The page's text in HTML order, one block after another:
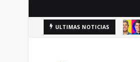
ULTIMAS NOTICIAS